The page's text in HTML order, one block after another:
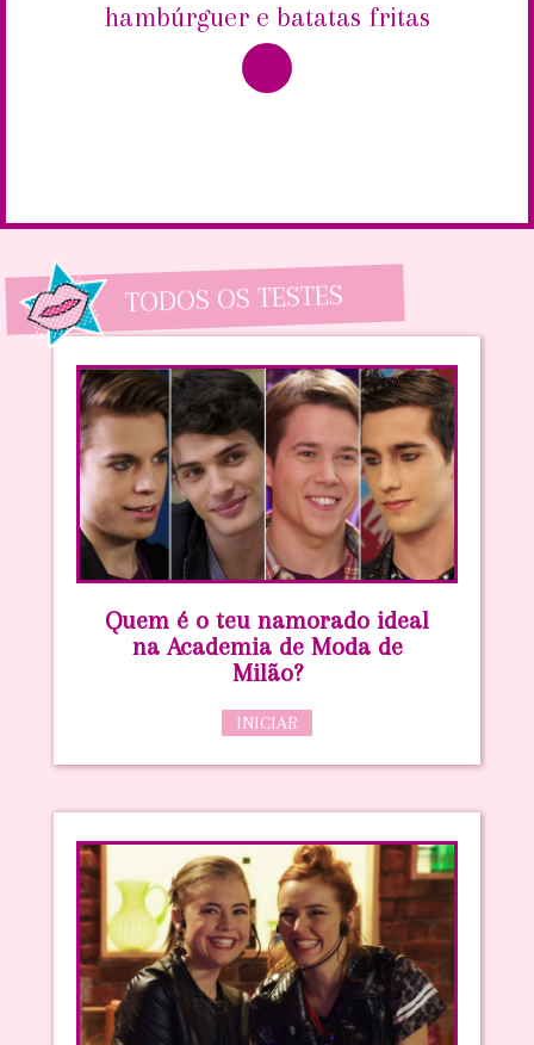
hambúrguer e batatas fritas
TODOS OS TESTES
Quem é o teu namorado ideal
na Academia de Moda de
Milão?
INICIAR